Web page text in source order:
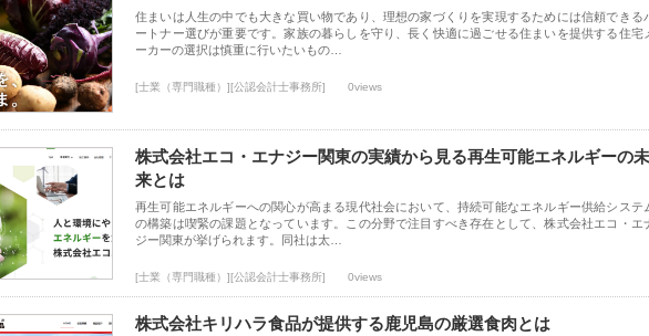
住まいは人生の中でも大きな買い物であり、理想の家づくりを実現するためには信頼できる
ートナー選びが重要です。家族の暮らしを守り、長く快適に過ごせる住まいを提供する住宅
ーカーの選択は慎重に行いたいもの…
[士業（専門職種）][公認会計士事務所] 0views
株式会社エコ・エナジー関東の実績から見る再生可能エネルギーの未
来とは
再生可能エネルギーへの関心が高まる現代社会において、持続可能なエネルギー供給システ
の構築は喫緊の課題となっています。この分野で注目すべき存在として、株式会社エコ・エ
ジー関東が挙げられます。同社は太…
[士業（専門職種）][公認会計士事務所] 0views
株式会社キリハラ食品が提供する鹿児島の厳選食肉とは